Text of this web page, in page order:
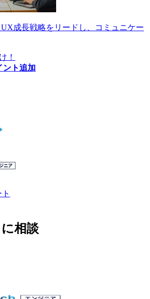
成長戦略をリードし、コミュニケー
！
ント追加
相談